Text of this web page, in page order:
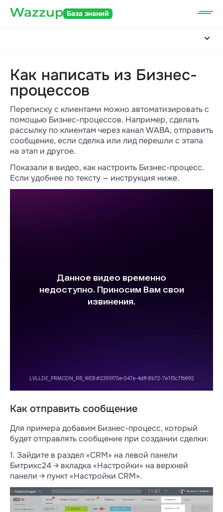
База знаний
Как написать из Бизнес-
процессов
Переписку с клиентами можно автоматизировать с
помощью Бизнес-процессов. Например, сделать
рассылку по клиентам через канал WABA, отправить
сообщение, если сделка или лид перешли с этапа
на этап и другое.
Показали в видео, как настроить Бизнес-процесс.
Если удобнее по тексту — инструкция ниже.
Как отправить сообщение
Для примера добавим Бизнес-процесс, который
будет отправлять сообщение при создании сделки:
1. Зайдите в раздел «CRM» на левой панели
Битрикс24 → вкладка «Настройки» на верхней
панели → пункт «Настройки CRM».